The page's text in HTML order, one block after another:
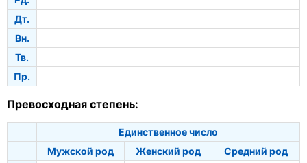
Дт.
Вн.
Тв.
Пр.
Превосходная степень:
Единственное число
Мужской род
Женский род
Средний род